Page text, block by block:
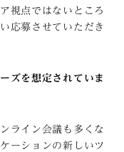
視点ではないところ
応募させていただき
ズを想定されていま
ライン会議も多くな
ーションの新しいツ